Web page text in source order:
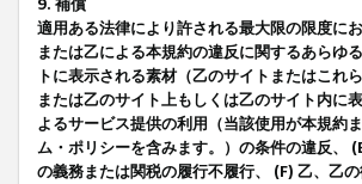
9. 補償
適用ある法律により許される最大限の限度に
または乙による本規約の違反に関するあらゆ
トに表示される素材（乙のサイトまたはこれ
または乙のサイト上もしくは乙のサイト内に
よるサービス提供の利用（当該使用が本規約
ム・ポリシーを含みます。）の条件の違反、
の義務または関税の履行不履行、 (F) 乙、乙